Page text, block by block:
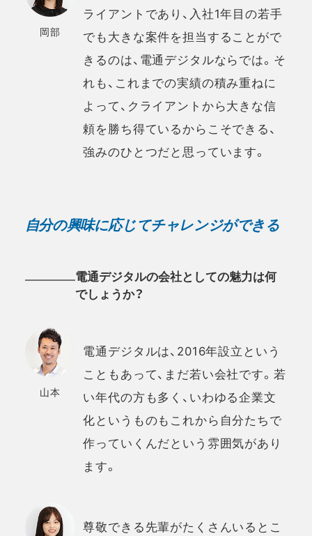
岡部
ライアントであり、入社1年目の若手
でも大きな案件を担当することがで
きるのは、電通デジタルならでは。そ
れも、これまでの実績の積み重ねに
よって、クライアントから大きな信
頼を勝ち得ているからこそできる、
強みのひとつだと思っています。
自分の興味に応じてチャレンジができる
電通デジタルの会社としての魅力は何
でしょうか？
山本
電通デジタルは、2016年設立という
こともあって、まだ若い会社です。若
い年代の方も多く、いわゆる企業文
化というものもこれから自分たちで
作っていくんだという雰囲気があり
ます。
尊敬できる先輩がたくさんいるとこ